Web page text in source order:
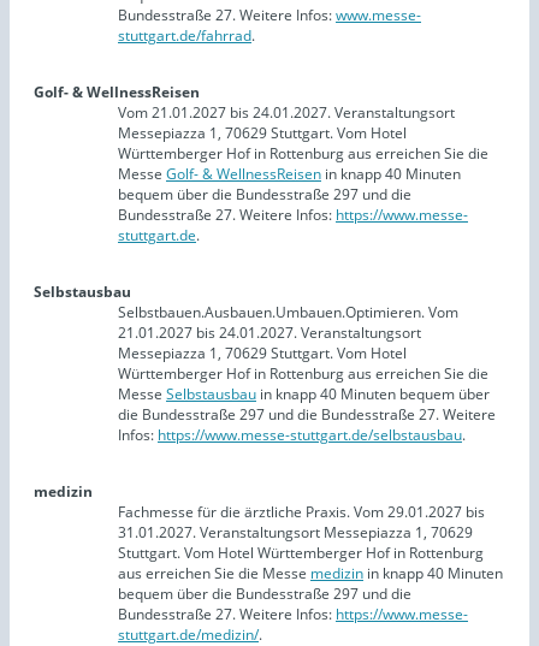
Bundesstraße 27. Weitere Infos:www.messe-
stuttgart.de/fahrrad.
Golf- & WellnessReisen
Vom 21.01.2027 bis 24.01.2027. Veranstaltungsort
Messepiazza 1, 70629 Stuttgart. Vom Hotel
Württemberger Hof in Rottenburg aus erreichen Sie die
Messe Golf- & WellnessReisen in knapp 40 Minuten
bequem über die Bundesstraße 297 und die
Bundesstraße 27. Weitere Infos: https://www.messe-
stuttgart.de.
Selbstausbau
Selbstbauen.Ausbauen.Umbauen.Optimieren. Vom
21.01.2027 bis 24.01.2027. Veranstaltungsort
Messepiazza 1, 70629 Stuttgart. Vom Hotel
Württemberger Hof in Rottenburg aus erreichen Sie die
Messe Selbstausbau in knapp 40 Minuten bequem über
die Bundesstraße 297 und die Bundesstraße 27. Weitere
Infos: https://www.messe-stuttgart.de/selbstausbau.
medizin
Fachmesse für die ärztliche Praxis. Vom 29.01.2027 bis
31.01.2027. Veranstaltungsort Messepiazza 1, 70629
Stuttgart. Vom Hotel Württemberger Hof in Rottenburg
aus erreichen Sie die Messe medizin in knapp 40 Minuten
bequem über die Bundesstraße 297 und die
Bundesstraße 27. Weitere Infos: https://www.messe-
stuttgart.de/medizin/.